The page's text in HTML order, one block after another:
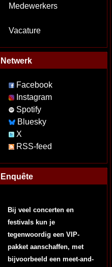
Medewerkers
Vacature
Netwerk
Facebook
Instagram
Spotify
Bluesky
X
RSS-feed
Enquête
Bij veel concerten en
festivals kun je
tegenwoordig een VIP-
pakket aanschaffen, met
bijvoorbeeld een meet-and-